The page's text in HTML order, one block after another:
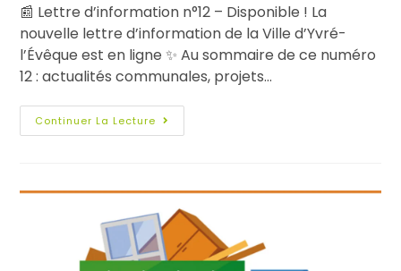
📰 Lettre d’information n°12 – Disponible ! La
nouvelle lettre d’information de la Ville d’Yvré-
l’Évêque est en ligne ✨ Au sommaire de ce numéro
12 : actualités communales, projets…
Continuer La Lecture